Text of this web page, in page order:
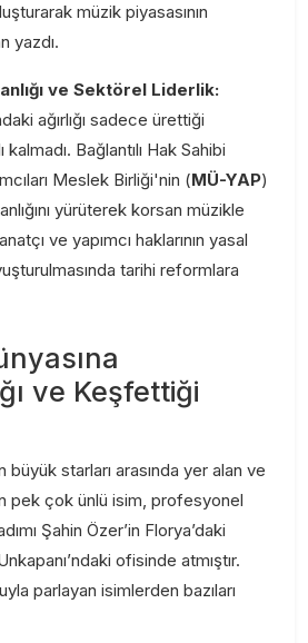
müzik piyasasının
yazdı.
ve Sektörel Liderlik:
ağırlığı sadece ürettiği
kalmadı. Bağlantılı Hak Sahibi
Meslek Birliği'nin (MÜ-YAP)
yürüterek korsan müzikle
ve yapımcı haklarının yasal
tarihi reformlara
ve Keşfettiği
büyük starları arasında yer alan ve
pek çok ünlü isim, profesyonel
Şahin Özer’in Florya’daki
ofisinde atmıştır.
parlayan isimlerden bazıları